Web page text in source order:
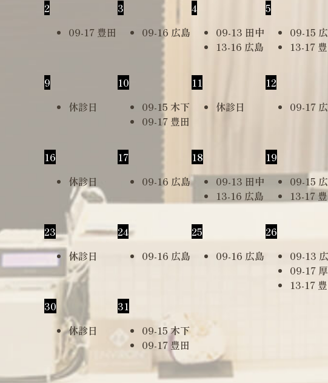
2
09-17 豊田
3
09-16 広島
4
09-13 田中
13-16 広島
5
09-15
13-17
9
休診日
10
09-15 木下
09-17 豊田
11
休診日
12
09-17
16
休診日
17
09-16 広島
18
09-13 田中
13-16 広島
19
09-15
13-17
23
休診日
24
09-16 広島
25
09-16 広島
26
09-13
09-17
13-17
30
休診日
31
09-15 木下
09-17 豊田